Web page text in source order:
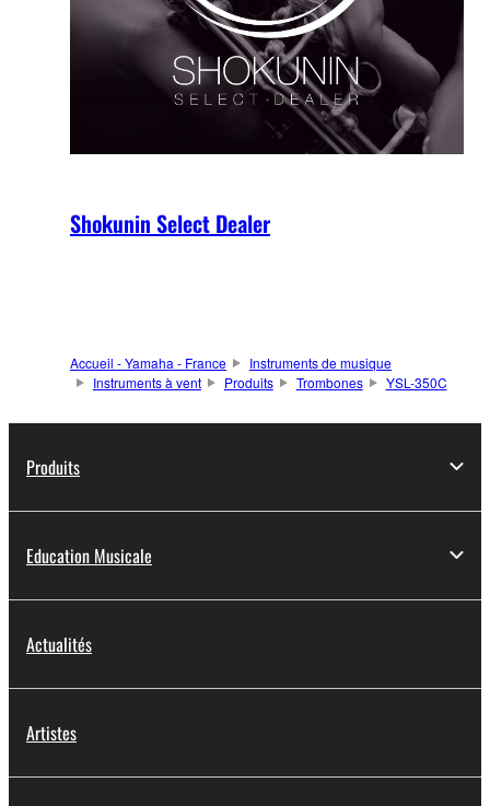
Shokunin Select Dealer
Accueil - Yamaha - France
Instruments de musique
Instruments à vent
Produits Trombones YSL-350C
Produits
Education Musicale
Actualités
Artistes